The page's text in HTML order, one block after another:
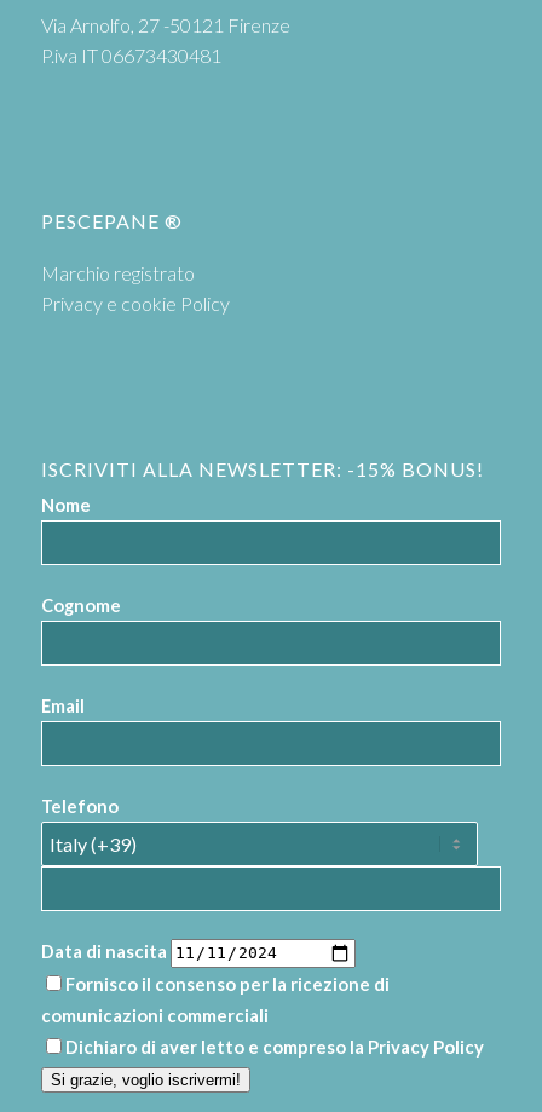
Via Arnolfo, 27 -50121 Firenze
P.iva IT 06673430481
PESCEPANE ®
Marchio registrato
Privacy e cookie Policy
ISCRIVITI ALLA NEWSLETTER: -15% BONUS!
Nome
Cognome
Email
Telefono
Data di nascita
Fornisco il consenso per la ricezione di
comunicazioni commerciali
Dichiaro di aver letto e compreso la Privacy Policy
Si grazie, voglio iscrivermi!